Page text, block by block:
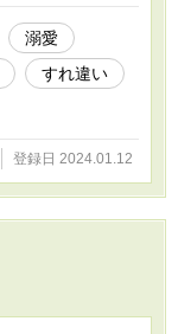
溺愛
すれ違い
登録日 2024.01.12